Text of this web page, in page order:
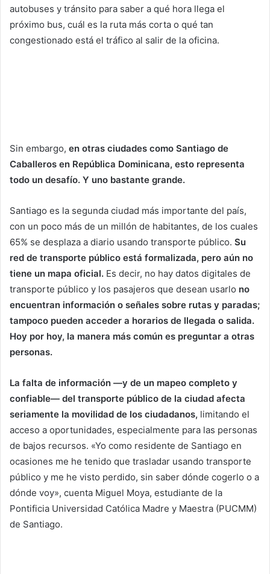
autobuses y tránsito para saber a qué hora llega el
próximo bus, cuál es la ruta más corta o qué tan
congestionado está el tráfico al salir de la oficina.
Sin embargo, en otras ciudades como Santiago de
Caballeros en República Dominicana, esto representa
todo un desafío. Y uno bastante grande.
Santiago es la segunda ciudad más importante del país,
con un poco más de un millón de habitantes, de los cuales
65% se desplaza a diario usando transporte público. Su
red de transporte público está formalizada, pero aún no
tiene un mapa oficial. Es decir, no hay datos digitales de
transporte público y los pasajeros que desean usarlo no
encuentran información o señales sobre rutas y paradas;
tampoco pueden acceder a horarios de llegada o salida.
Hoy por hoy, la manera más común es preguntar a otras
personas.
La falta de información —y de un mapeo completo y
confiable— del transporte público de la ciudad afecta
seriamente la movilidad de los ciudadanos, limitando el
acceso a oportunidades, especialmente para las personas
de bajos recursos. «Yo como residente de Santiago en
ocasiones me he tenido que trasladar usando transporte
público y me he visto perdido, sin saber dónde cogerlo o a
dónde voy», cuenta Miguel Moya, estudiante de la
Pontificia Universidad Católica Madre y Maestra (PUCMM)
de Santiago.